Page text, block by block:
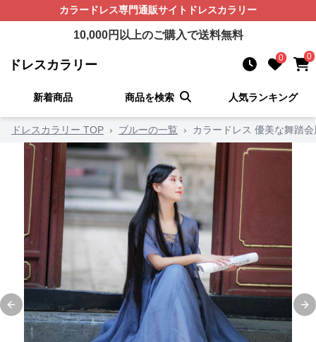
カラードレス専門通販サイト ドレスカラリー
10,000円以上のご購入で送料無料
ドレスカラリー 0 0
新着商品 商品を検索 人気ランキング
ドレスカラリー TOP › ブルーの一覧 › カラードレス 優美な舞踏
Previous slide